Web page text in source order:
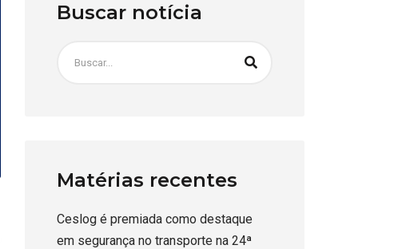
Buscar notícia
Matérias recentes
Ceslog é premiada como destaque
em segurança no transporte na 24ª